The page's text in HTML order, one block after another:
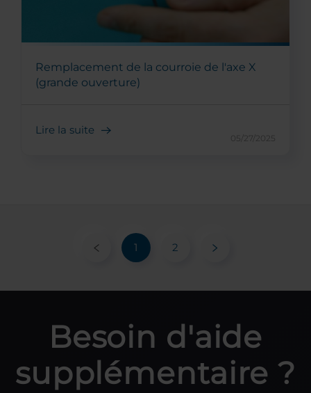
Remplacement de la courroie de l'axe X
(grande ouverture)
Lire la suite
05/27/2025
1 2
Besoin d'aide
supplémentaire ?